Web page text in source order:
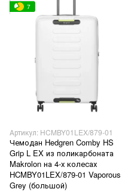
7
Артикул: HCMBY01LEX/879-01
Чемодан Hedgren Comby HS
Grip L EX из поликарбоната
Makrolon на 4-х колесах
HCMBY01LEX/879-01 Vaporous
Grey (большой)